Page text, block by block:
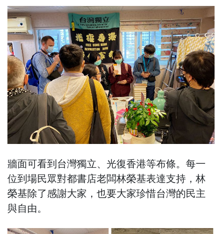
牆面可看到台灣獨立、光復香港等布條。每一
位到場民眾對都書店老闆林榮基表達支持，林
榮基除了感謝大家，也要大家珍惜台灣的民主
與自由。